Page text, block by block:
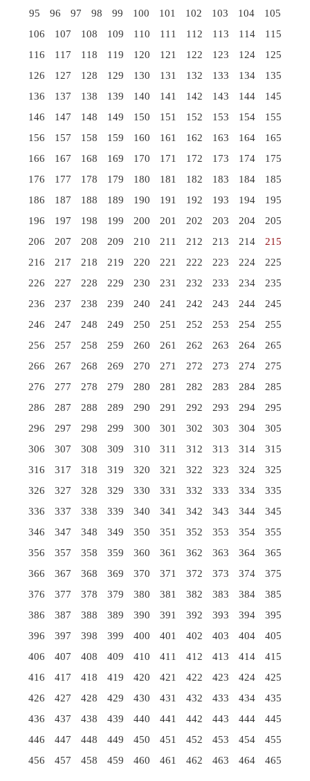
95
96 97 98 99 100 101 102 103 104
105
106
107 108 109 110 111 112 113 114
115
116
117 118 119 120 121 122 123 124
125
126
127 128 129 130 131 132 133 134
135
136
137 138 139 140 141 142 143 144
145
146
147 148 149 150 151 152 153 154
155
156
157 158 159 160 161 162 163 164
165
166
167 168 169 170 171 172 173 174
175
176
177 178 179 180 181 182 183 184
185
186
187 188 189 190 191 192 193 194
195
196
197 198 199 200 201 202 203 204
205
206
207 208 209 210 211 212 213 214
215
216
217 218 219 220 221 222 223 224
225
226
227 228 229 230 231 232 233 234
235
236
237 238 239 240 241 242 243 244
245
246
247 248 249 250 251 252 253 254
255
256
257 258 259 260 261 262 263 264
265
266
267 268 269 270 271 272 273 274
275
276
277 278 279 280 281 282 283 284
285
286
287 288 289 290 291 292 293 294
295
296
297 298 299 300 301 302 303 304
305
306
307 308 309 310 311 312 313 314
315
316
317 318 319 320 321 322 323 324
325
326
327 328 329 330 331 332 333 334
335
336
337 338 339 340 341 342 343 344
345
346
347 348 349 350 351 352 353 354
355
356
357 358 359 360 361 362 363 364
365
366
367 368 369 370 371 372 373 374
375
376
377 378 379 380 381 382 383 384
385
386
387 388 389 390 391 392 393 394
395
396
397 398 399 400 401 402 403 404
405
406
407 408 409 410 411 412 413 414
415
416
417 418 419 420 421 422 423 424
425
426
427 428 429 430 431 432 433 434
435
436
437 438 439 440 441 442 443 444
445
446
447 448 449 450 451 452 453 454
455
456
457 458 459 460 461 462 463 464 465